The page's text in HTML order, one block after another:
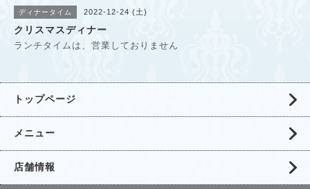
ディナータイム 2022-12-24 (土)
クリスマスディナー
ランチタイムは、営業しておりません
トップページ
メニュー
店舗情報